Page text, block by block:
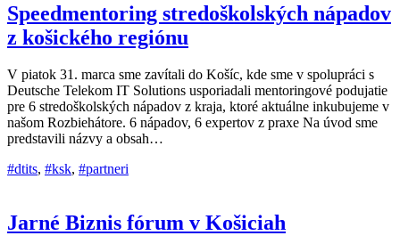
Speedmentoring stredoškolských nápadov
z košického regiónu
V piatok 31. marca sme zavítali do Košíc, kde sme v spolupráci s
Deutsche Telekom IT Solutions usporiadali mentoringové podujatie
pre 6 stredoškolských nápadov z kraja, ktoré aktuálne inkubujeme v
našom Rozbiehátore. 6 nápadov, 6 expertov z praxe Na úvod sme
predstavili názvy a obsah…
#dtits, #ksk, #partneri
Jarné Biznis fórum v Košiciah